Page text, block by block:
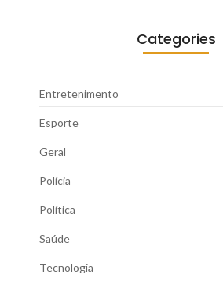
Categories
Entretenimento
Esporte
Geral
Polícia
Política
Saúde
Tecnologia